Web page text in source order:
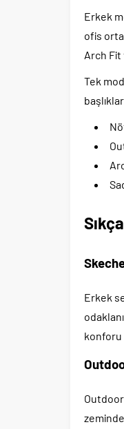
Erkek
ofis
Arch Fit
Tek
Erkek
konforu